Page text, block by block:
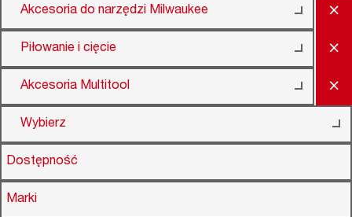
Akcesoria do narzędzi Milwaukee ×
Piłowanie i cięcie ×
Akcesoria Multitool ×
Wybierz
Dostępność
Marki